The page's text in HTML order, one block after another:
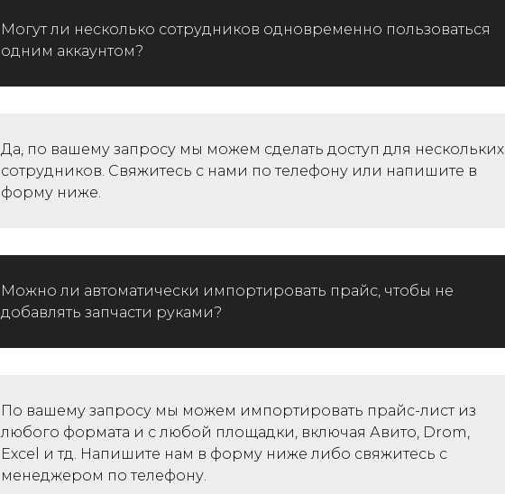
Могут ли несколько сотрудников одновременно пользоваться
одним аккаунтом?
Да, по вашему запросу мы можем сделать доступ для нескольких
сотрудников. Свяжитесь с нами по телефону или напишите в
форму ниже.
Можно ли автоматически импортировать прайс, чтобы не
добавлять запчасти руками?
По вашему запросу мы можем импортировать прайс-лист из
любого формата и с любой площадки, включая Авито, Drom,
Excel и тд. Напишите нам в форму ниже либо свяжитесь с
менеджером по телефону.